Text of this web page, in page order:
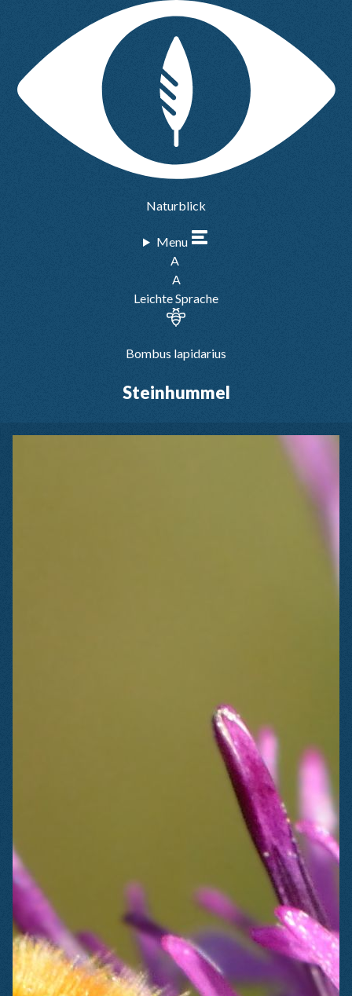
Naturblick
Menu
A
A
Leichte Sprache
Bombus lapidarius
Steinhummel